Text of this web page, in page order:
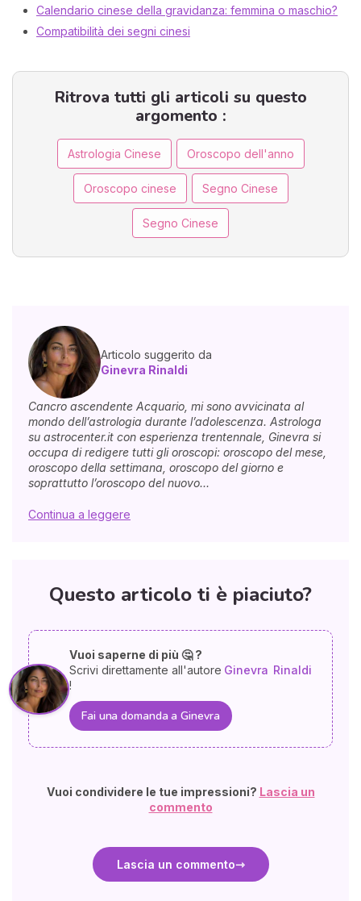
Calendario cinese della gravidanza: femmina o maschio?
Compatibilità dei segni cinesi
Ritrova tutti gli articoli su questo
argomento :
Astrologia Cinese Oroscopo dell'anno
Oroscopo cinese Segno Cinese
Segno Cinese
Articolo suggerito da
Ginevra Rinaldi
Cancro ascendente Acquario, mi sono avvicinata al
mondo dell’astrologia durante l’adolescenza. Astrologa
su astrocenter.it con esperienza trentennale, Ginevra si
occupa di redigere tutti gli oroscopi: oroscopo del mese,
oroscopo della settimana, oroscopo del giorno e
soprattutto l’oroscopo del nuovo...
Continua a leggere
Questo articolo ti è piaciuto?
Vuoi saperne di più 🤔 ?
Scrivi direttamente all'autore Ginevra Rinaldi
!
Fai una domanda a Ginevra
Vuoi condividere le tue impressioni? Lascia un
commento
Lascia un commento